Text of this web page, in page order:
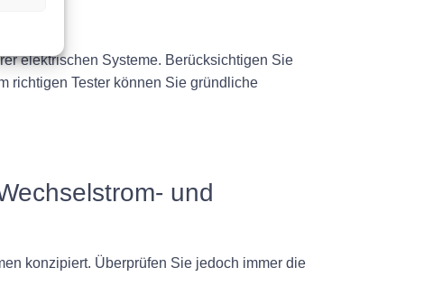
elektrischen Systeme. Berücksichtigen Sie
richtigen Tester können Sie gründliche
und
konzipiert. Überprüfen Sie jedoch immer die